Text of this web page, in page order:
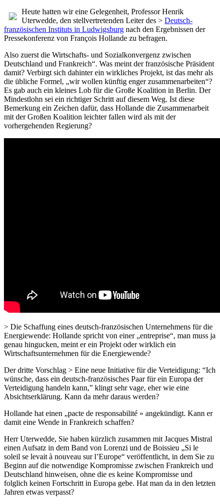
Heute hatten wir eine Gelegenheit, Professor Henrik
Uterwedde, den stellvertretenden Leiter des > Deutsch-
französischen Instituts in Ludwigsburg nach den Ergebnissen der
Pressekonferenz von François Hollande zu befragen.
Also zuerst die Wirtschafts- und Sozialkonvergenz zwischen
Deutschland und Frankreich“. Was meint der französische Präsident
damit? Verbirgt sich dahinter ein wirkliches Projekt, ist das mehr als
die übliche Formel, „wir wollen künftig enger zusammenarbeiten“?
Es gab auch ein kleines Lob für die Große Koalition in Berlin. Der
Mindestlohn sei ein richtiger Schritt auf diesem Weg. Ist diese
Bemerkung ein Zeichen dafür, dass Hollande die Zusammenarbeit
mit der Großen Koalition leichter fallen wird als mit der
vorhergehenden Regierung?
> Die Schaffung eines deutsch-französischen Unternehmens für die
Energiewende: Hollande spricht von einer „entreprise“, man muss ja
genau hingucken, meint er ein Projekt oder wirklich ein
Wirtschaftsunternehmen für die Energiewende?
Der dritte Vorschlag > Eine neue Initiative für die Verteidigung: “Ich
wünsche, dass ein deutsch-französisches Paar für ein Europa der
Verteidigung handeln kann,” klingt sehr vage, eher wie eine
Absichtserklärung. Kann da mehr daraus werden?
Hollande hat einen „pacte de responsabilité » angekündigt. Kann er
damit eine Wende in Frankreich schaffen?
Herr Uterwedde, Sie haben kürzlich zusammen mit Jacques Mistral
einen Aufsatz in dem Band von Lorenzi und de Boissieu „Si le
soleil se levait à nouveau sur l’Europe“ veröffentlicht, in dem Sie zu
Beginn auf die notwendige Kompromisse zwischen Frankreich und
Deutschland hinweisen, ohne die es keine Kompromisse und
folglich keinen Fortschritt in Europa gebe. Hat man da in den letzten
Jahren etwas verpasst?